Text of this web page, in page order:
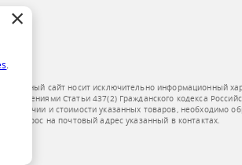
данный сайт носит исключительно информационный
положениями Статьи 437(2) Гражданского кодекса
о наличии и стоимости указанных товаров, необходимо
запрос на почтовый адрес указанный в контактах.
×
.